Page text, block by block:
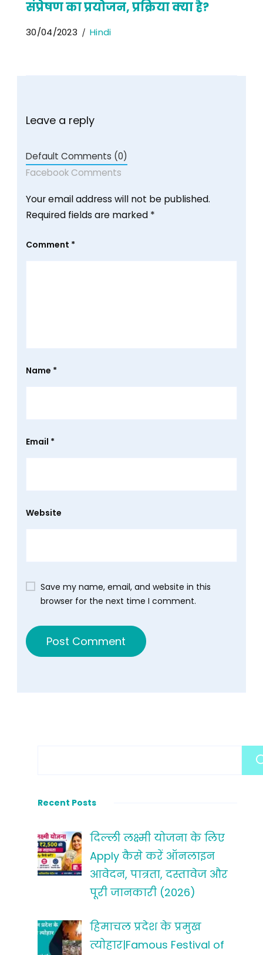
संप्रेषण का प्रयोजन, प्रक्रिया क्या है?
30/04/2023 Hindi
Leave a reply
Default Comments (0)
Facebook Comments
Your email address will not be published.
Required fields are marked *
Comment *
Name *
Email *
Website
Save my name, email, and website in this
browser for the next time I comment.
Recent Posts
दिल्ली लक्ष्मी योजना के लिए
Apply कैसे करें ऑनलाइन
आवेदन, पात्रता, दस्तावेज और
पूरी जानकारी (2026)
हिमाचल प्रदेश के प्रमुख
त्योहार|Famous Festival of